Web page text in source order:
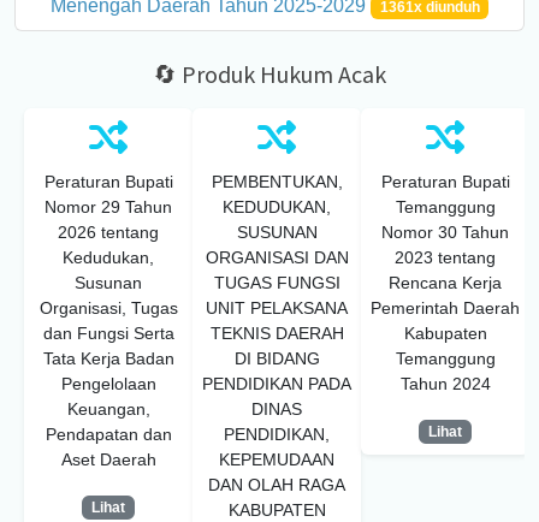
Menengah Daerah Tahun 2025-2029 1361x diunduh
🔄 Produk Hukum Acak
Peraturan Bupati
Nomor 29 Tahun
2026 tentang
Kedudukan,
Susunan
Organisasi, Tugas
dan Fungsi Serta
Tata Kerja Badan
Pengelolaan
Keuangan,
Pendapatan dan
Aset Daerah
Lihat
PEMBENTUKAN,
KEDUDUKAN,
SUSUNAN
ORGANISASI DAN
TUGAS FUNGSI
UNIT PELAKSANA
TEKNIS DAERAH
DI BIDANG
PENDIDIKAN PADA
DINAS
PENDIDIKAN,
KEPEMUDAAN
DAN OLAH RAGA
KABUPATEN
Peraturan Bupati
Temanggung
Nomor 30 Tahun
2023 tentang
Rencana Kerja
Pemerintah Daerah
Kabupaten
Temanggung
Tahun 2024
Lihat